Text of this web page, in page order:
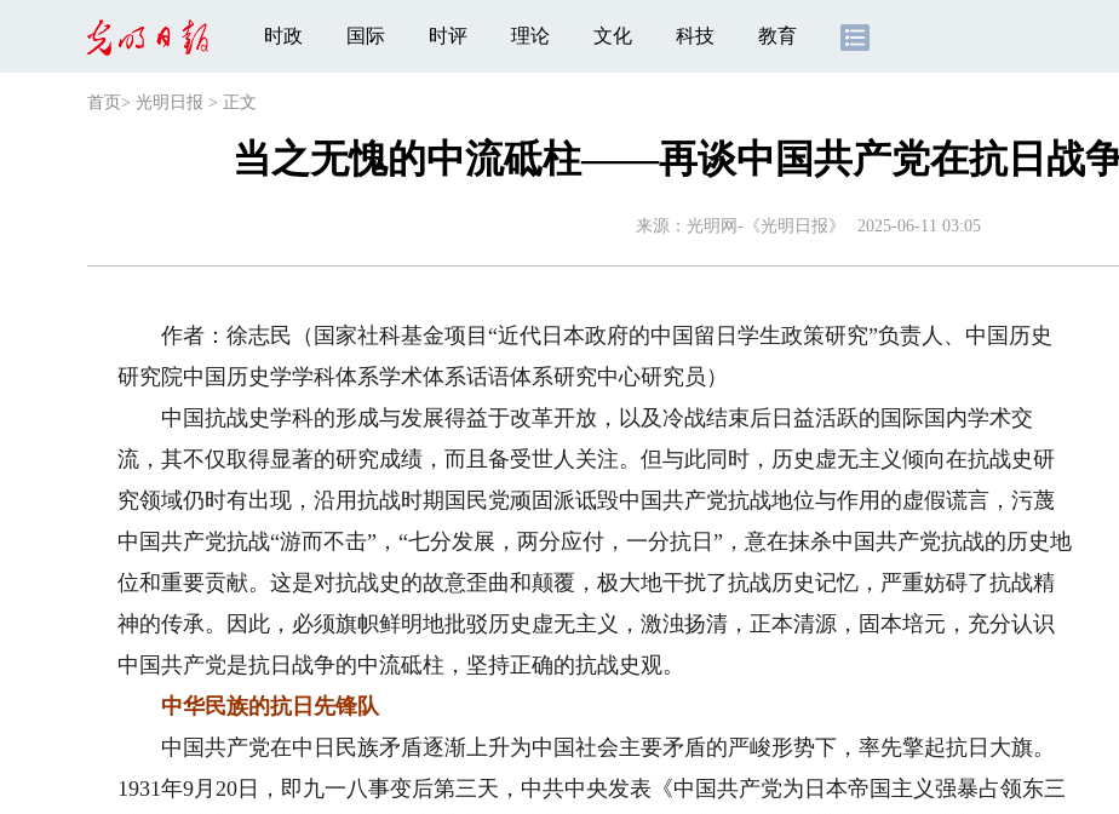
时政 国际 时评 理论 文化 科技 教育
首页 > 光明日报 > 正文
当之无愧的中流砥柱——再谈中国共产党在抗日战
来源： 光明网-《光明日报》 2025-06-11 03:05
作者：徐志民（国家社科基金项目“近代日本政府的中国留日学生政策研究”负责人、中国历史
研究院中国历史学学科体系学术体系话语体系研究中心研究员）
中国抗战史学科的形成与发展得益于改革开放，以及冷战结束后日益活跃的国际国内学术交
流，其不仅取得显著的研究成绩，而且备受世人关注。但与此同时，历史虚无主义倾向在抗战史研
究领域仍时有出现，沿用抗战时期国民党顽固派诋毁中国共产党抗战地位与作用的虚假谎言，污蔑
中国共产党抗战“游而不击”，“七分发展，两分应付，一分抗日”，意在抹杀中国共产党抗战的历史地
位和重要贡献。这是对抗战史的故意歪曲和颠覆，极大地干扰了抗战历史记忆，严重妨碍了抗战精
神的传承。因此，必须旗帜鲜明地批驳历史虚无主义，激浊扬清，正本清源，固本培元，充分认识
中国共产党是抗日战争的中流砥柱，坚持正确的抗战史观。
中华民族的抗日先锋队
中国共产党在中日民族矛盾逐渐上升为中国社会主要矛盾的严峻形势下，率先擎起抗日大旗。
1931年9月20日，即九一八事变后第三天，中共中央发表《中国共产党为日本帝国主义强暴占领东三